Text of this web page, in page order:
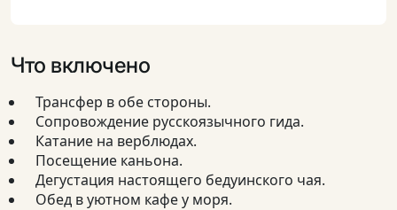
Что включено
Трансфер в обе стороны.
Сопровождение русскоязычного гида.
Катание на верблюдах.
Посещение каньона.
Дегустация настоящего бедуинского чая.
Обед в уютном кафе у моря.